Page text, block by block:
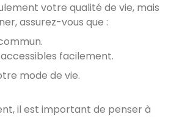
votre qualité de vie, mais
assurez-vous que :
facilement.
mode de vie.
il est important de penser à